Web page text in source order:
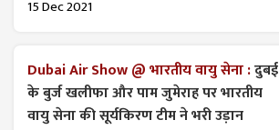
15 Dec 2021
Dubai Air Show @ भारतीय वायु सेना :दुबई
के बुर्ज खलीफा और पाम जुमेराह पर भारतीय
वायु सेना की सूर्यकिरण टीम ने भरी उड़ान